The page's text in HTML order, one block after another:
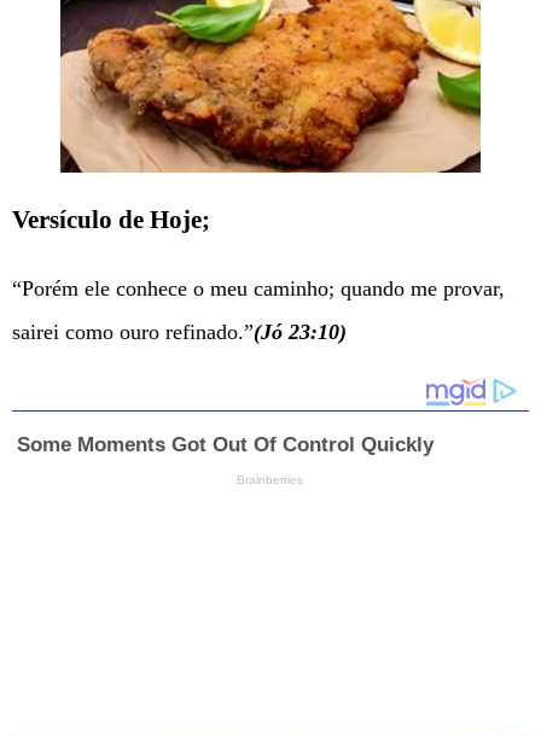
Versículo de Hoje;
“Porém ele conhece o meu caminho; quando me provar,
sairei como ouro refinado.”(Jó 23:10)